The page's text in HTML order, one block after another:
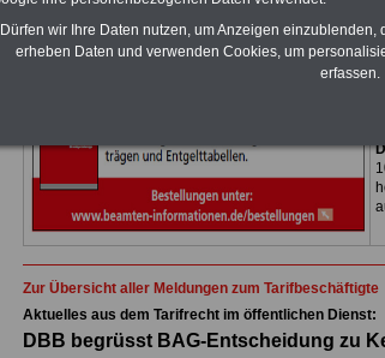
Zur Übersicht aller Meldungen zum Tarifbeschäftigte
Aktuelles aus dem Tarifrecht im öffentlichen Dienst:
DBB begrüsst BAG-Entscheidung zu
Dürfen wir Ihre Daten nutzen, um Anzeigen
erheben Daten und verwenden Cookies, um
erfassen.